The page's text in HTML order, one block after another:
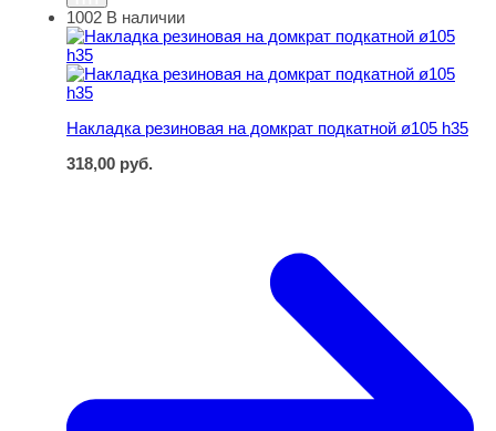
Накладка резиновая на домкрат подкатной ø105 h35
1002 В наличии
Накладка резиновая на домкрат подкатной ø105 h35
318,00 руб.